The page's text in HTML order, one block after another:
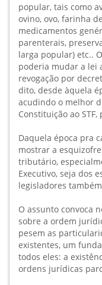
popular, tais como
ovino, ovo, farinha
medicamentos
parenterais,
larga popular) etc..
poderia mudar a lei
revogação por
dito, desde àquela
acudindo o melhor
Constituição ao
Daquela época pra
mostrar a
tributário,
Executivo, seja dos
legisladores
O assunto convoca
sobre a ordem
pesem as
existentes, um
todos eles: a
ordens jurídicas